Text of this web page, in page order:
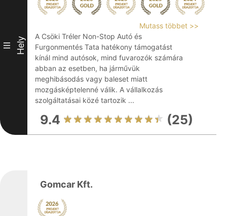
III Hely
Mutass többet >>
A Csöki Tréler Non-Stop Autó és
Furgonmentés Tata hatékony támogatást
kínál mind autósok, mind fuvarozók számára
abban az esetben, ha járművük
meghibásodás vagy baleset miatt
mozgásképtelenné válik. A vállalkozás
szolgáltatásai közé tartozik ...
9.4 (25)
Gomcar Kft.